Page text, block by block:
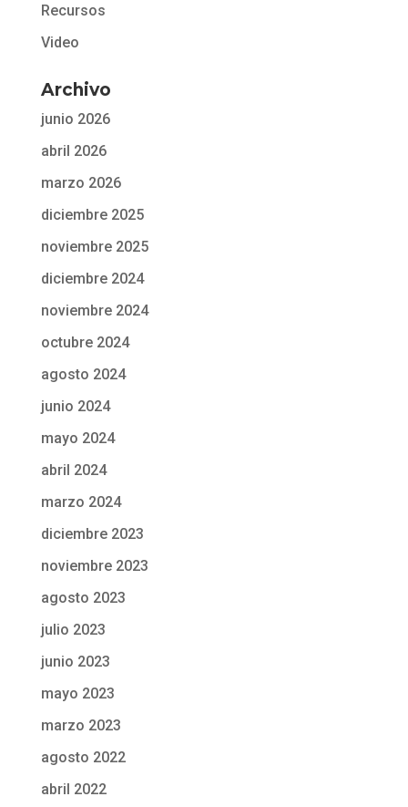
Recursos
Video
Archivo
junio 2026
abril 2026
marzo 2026
diciembre 2025
noviembre 2025
diciembre 2024
noviembre 2024
octubre 2024
agosto 2024
junio 2024
mayo 2024
abril 2024
marzo 2024
diciembre 2023
noviembre 2023
agosto 2023
julio 2023
junio 2023
mayo 2023
marzo 2023
agosto 2022
abril 2022